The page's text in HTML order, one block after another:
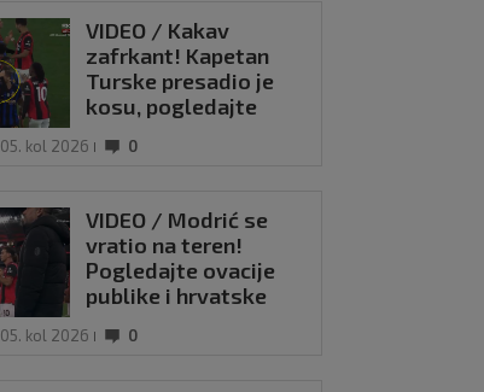
VIDEO / Kakav
zafrkant! Kapetan
Turske presadio je
kosu, pogledajte
našalio s njim
05. kol 2026 0
VIDEO / Modrić se
vratio na teren!
Pogledajte ovacije
publike i hrvatske
05. kol 2026 0